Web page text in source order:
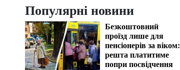
Популярні новини
Безкоштовний
проїзд лише для
пенсіонерів за віком:
решта платитиме
попри посвідчення